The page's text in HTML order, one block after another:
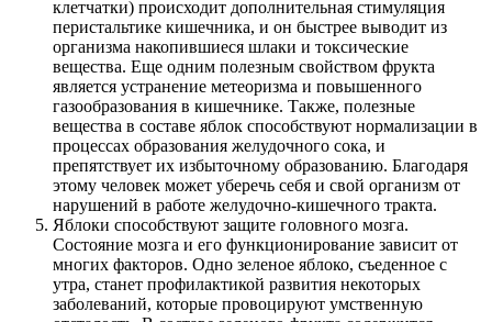
клетчатки) происходит дополнительная стимуляция
перистальтике кишечника, и он быстрее выводит из
организма накопившиеся шлаки и токсические
вещества. Еще одним полезным свойством фрукта
является устранение метеоризма и повышенного
газообразования в кишечнике. Также, полезные
вещества в составе яблок способствуют нормализации в
процессах образования желудочного сока, и
препятствует их избыточному образованию. Благодаря
этому человек может уберечь себя и свой организм от
нарушений в работе желудочно-кишечного тракта.
Яблоки способствуют защите головного мозга.
Состояние мозга и его функционирование зависит от
многих факторов. Одно зеленое яблоко, съеденное с
утра, станет профилактикой развития некоторых
заболеваний, которые провоцируют умственную